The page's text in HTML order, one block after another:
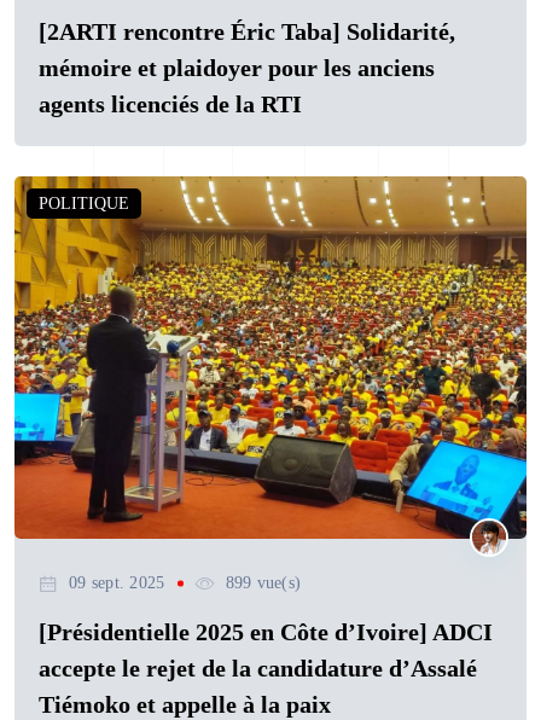
[2ARTI rencontre Éric Taba] Solidarité,
mémoire et plaidoyer pour les anciens
agents licenciés de la RTI
POLITIQUE
09 sept. 2025 899 vue(s)
[Présidentielle 2025 en Côte d’Ivoire] ADCI
accepte le rejet de la candidature d’Assalé
Tiémoko et appelle à la paix